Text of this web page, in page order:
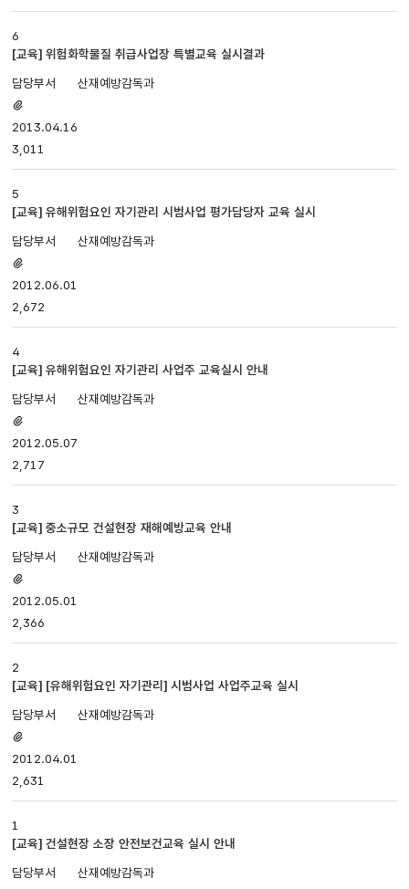
6
[교육] 위험화학물질 취급사업장 특별교육 실시결과
산재예방감독과
있음
2013.04.16
3,011
5
[교육] 유해위험요인 자기관리 시범사업 평가담당자 교육 실시
산재예방감독과
있음
2012.06.01
2,672
4
[교육] 유해위험요인 자기관리 사업주 교육실시 안내
산재예방감독과
있음
2012.05.07
2,717
3
[교육] 중소규모 건설현장 재해예방교육 안내
산재예방감독과
있음
2012.05.01
2,366
2
[교육] [유해위험요인 자기관리] 시범사업 사업주교육 실시
산재예방감독과
있음
2012.04.01
2,631
1
[교육] 건설현장 소장 안전보건교육 실시 안내
산재예방감독과